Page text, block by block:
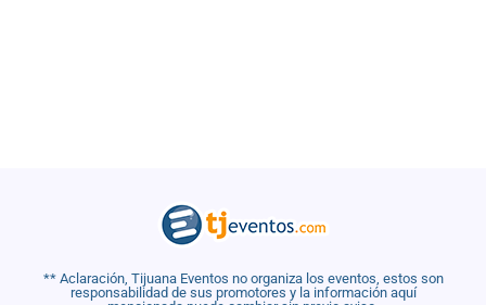
** Aclaración, Tijuana Eventos no organiza los eventos, estos son
responsabilidad de sus promotores y la información aquí